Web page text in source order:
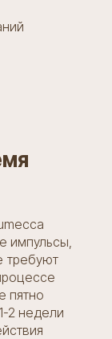
импульсы,
требуют
пятно
2 недели